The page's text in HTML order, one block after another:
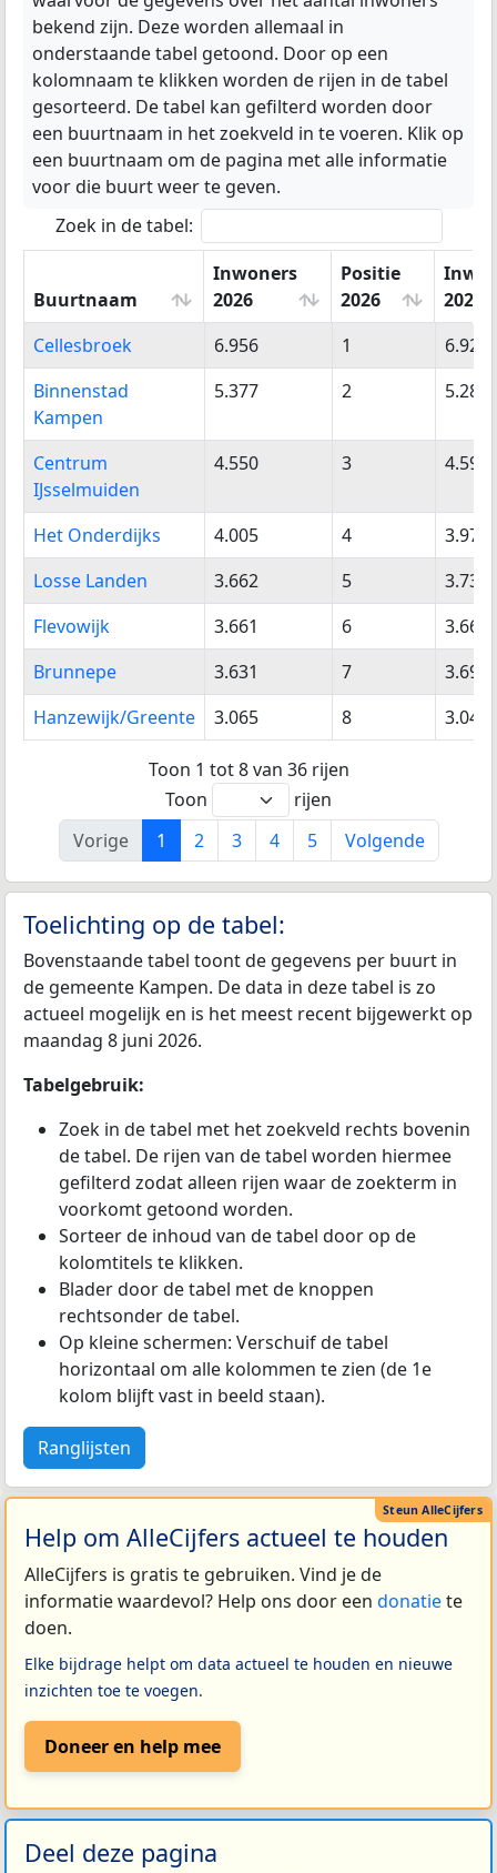
bekend zijn. Deze worden allemaal in
onderstaande tabel getoond. Door op een
kolomnaam te klikken worden de rijen in de tabel
gesorteerd. De tabel kan gefilterd worden door
een buurtnaam in het zoekveld in te voeren. Klik op
een buurtnaam om de pagina met alle informatie
voor die buurt weer te geven.
Zoek in de tabel:
Buurtnaam
Inwoners
2026
Positie
2026
2025
Buurtnaam
Inwoners
2026
Positie
2026
2025
Cellesbroek 6.956 1
6.920
Binnenstad
Kampen
5.377 2 5.280
Centrum
IJsselmuiden
4.550 3 4.595
Het Onderdijks 4.005 4
3.970
Losse Landen
3.662 5
3.730
Flevowijk
3.661 6
3.665
Brunnepe
3.631 7
3.690
Hanzewijk/Greente
3.065 8 3.045
Toon 1 tot 8 van 36 rijen
Toon
rijen
Vorige
1 2 3 4 5 Volgende
Toelichting op de tabel:
Bovenstaande tabel toont de gegevens per buurt in
de gemeente Kampen. De data in deze tabel is zo
actueel mogelijk en is het meest recent bijgewerkt op
maandag 8 juni 2026.
Tabelgebruik:
Zoek in de tabel met het zoekveld rechts bovenin
de tabel. De rijen van de tabel worden hiermee
gefilterd zodat alleen rijen waar de zoekterm in
voorkomt getoond worden.
Sorteer de inhoud van de tabel door op de
kolomtitels te klikken.
Blader door de tabel met de knoppen
rechtsonder de tabel.
Op kleine schermen: Verschuif de tabel
horizontaal om alle kolommen te zien (de 1e
kolom blijft vast in beeld staan).
Ranglijsten
Help om AlleCijfers actueel te houden
AlleCijfers is gratis te gebruiken. Vind je de
informatie waardevol? Help ons door een donatiete
doen.
Elke bijdrage helpt om data actueel te houden en nieuwe
inzichten toe te voegen.
Doneer en help mee
Deel deze pagina